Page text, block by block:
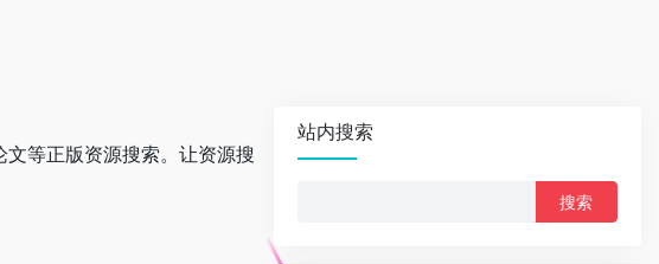
等正版资源搜索。让资源搜
站内搜索